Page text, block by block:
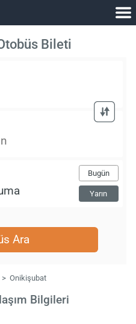
Bileti
Bugün
Yarın
Ara
Onikişubat
Bilgileri